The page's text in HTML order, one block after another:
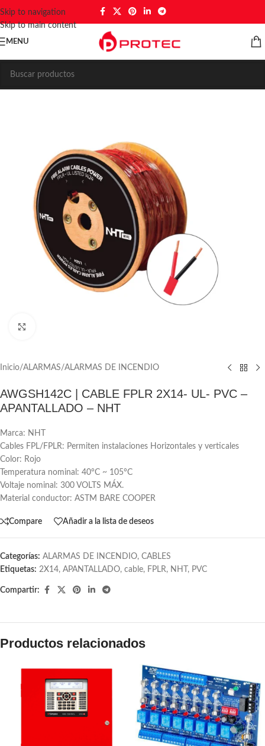
Skip to navigation
Skip to main content
MENU
Inicio/ALARMAS/ALARMAS DE INCENDIO
AWGSH142C | CABLE FPLR 2X14- UL- PVC –
APANTALLADO – NHT
Marca: NHT
Cables FPL/FPLR: Permiten instalaciones Horizontales y verticales
Color: Rojo
Temperatura nominal: 40°C ~ 105°C
Voltaje nominal: 300 VOLTS MÁX.
Material conductor: ASTM BARE COOPER
Compare Añadir a la lista de deseos
Categorías: ALARMAS DE INCENDIO, CABLES
Etiquetas: 2X14, APANTALLADO, cable, FPLR, NHT , PVC
Compartir:
Productos relacionados